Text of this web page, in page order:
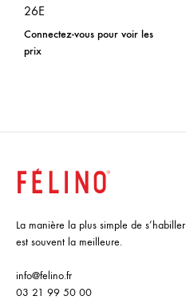
26E
Connectez-vous pour voir les
prix
La manière la plus simple de s’habiller
est souvent la meilleure.
info@felino.fr
03 21 99 50 00